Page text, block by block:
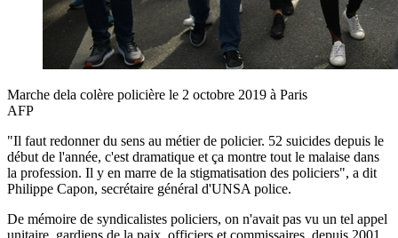
Marche dela colère policière le 2 octobre 2019 à Paris
AFP
"Il faut redonner du sens au métier de policier. 52 suicides depuis le
début de l'année, c'est dramatique et ça montre tout le malaise dans
la profession. Il y en marre de la stigmatisation des policiers", a dit
Philippe Capon, secrétaire général d'UNSA police.
De mémoire de syndicalistes policiers, on n'avait pas vu un tel appel
unitaire, gardiens de la paix, officiers et commissaires, depuis 2001.